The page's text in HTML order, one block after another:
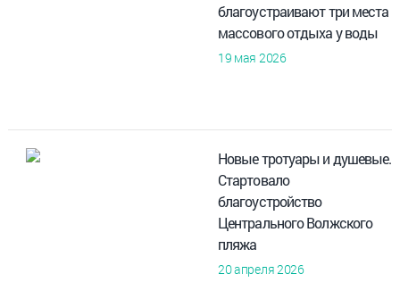
благоустраивают три места
массового отдыха у воды
19 мая 2026
Новые тротуары и душевые.
Стартовало
благоустройство
Центрального Волжского
пляжа
20 апреля 2026